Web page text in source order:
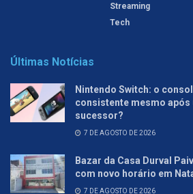
Streaming
Tech
Últimas Notícias
Nintendo Switch: o
consistente mesmo após
sucessor?
7 DE AGOSTO DE 2026
Bazar da Casa Durval
com novo horário em
7 DE AGOSTO DE 2026